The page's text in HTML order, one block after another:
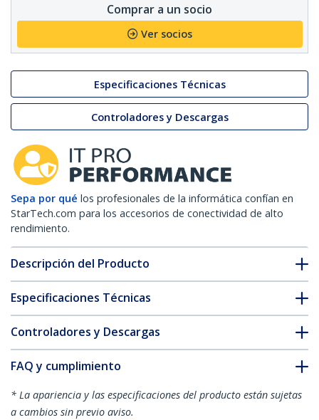
Comprar a un socio
Ver socios
Especificaciones Técnicas
Controladores y Descargas
Sepa por qué los profesionales de la informática confían en
StarTech.com para los accesorios de conectividad de alto
rendimiento.
Descripción del Producto
Especificaciones Técnicas
Controladores y Descargas
FAQ y cumplimiento
* La apariencia y las especificaciones del producto están sujetas
a cambios sin previo aviso.